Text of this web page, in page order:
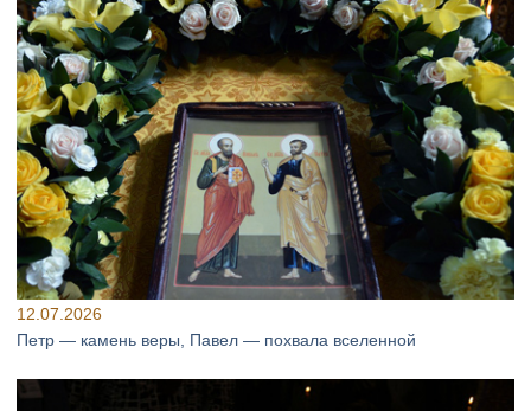
12.07.2026
Петр — камень веры, Павел — похвала вселенной